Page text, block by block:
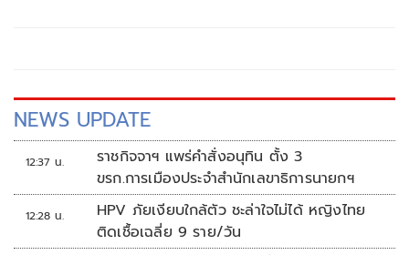
NEWS UPDATE
12:37 น.
ราชกิจจาฯ แพร่คำสั่งอนุทิน ตั้ง 3
ขรก.การเมืองประจำสำนักเลขาธิการนายกฯ
12:28 น.
HPV ภัยเงียบใกล้ตัว ชะล่าใจไม่ได้ หญิงไทย
ติดเชื้อเฉลี่ย 9 ราย/วัน